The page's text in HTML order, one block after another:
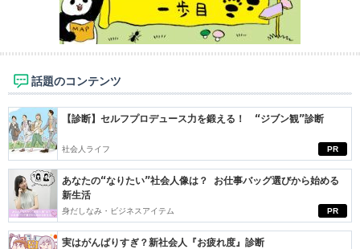
話題のコンテンツ
PR
【診断】セルフプロデュース力を鍛える！ “ジブン観”診断
社会人ライフ
PR
あなたの“なりたい”社会人像は？ お仕事バッグ選びから始める
新生活
身だしなみ・ビジネスアイテム
実はがんばりすぎ？新社会人『お疲れ度』診断